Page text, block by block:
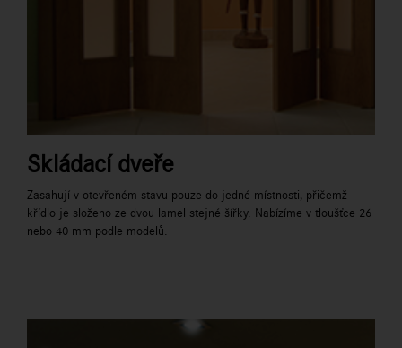
Skládací dveře
Zasahují v otevřeném stavu pouze do jedné místnosti, přičemž
křídlo je složeno ze dvou lamel stejné šířky. Nabízíme v tloušťce 26
nebo 40 mm podle modelů.